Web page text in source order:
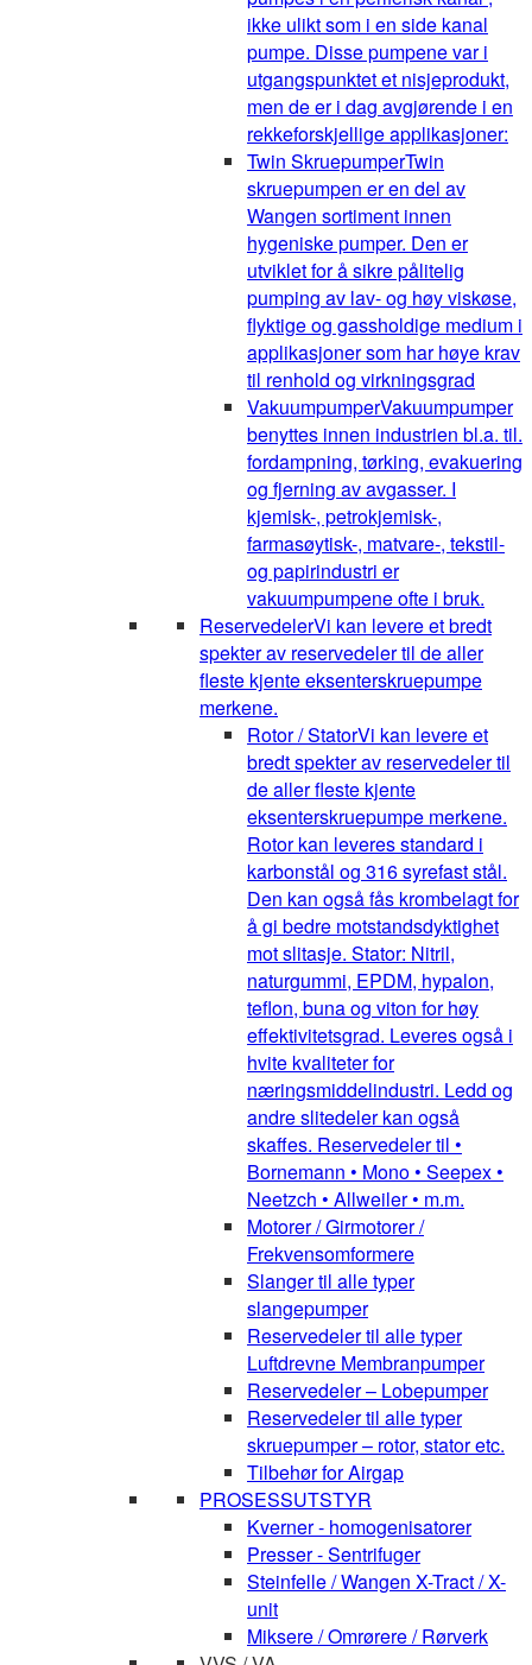
ikke ulikt som i en side kanal
pumpe. Disse pumpene var i
utgangspunktet et nisjeprodukt,
men de er i dag avgjørende i en
rekkeforskjellige applikasjoner:
Twin SkruepumperTwin
skruepumpen er en del av
Wangen sortiment innen
hygeniske pumper. Den er
utviklet for å sikre pålitelig
pumping av lav- og høy viskøse,
flyktige og gassholdige medium i
applikasjoner som har høye krav
til renhold og virkningsgrad
VakuumpumperVakuumpumper
benyttes innen industrien bl.a. til.
fordampning, tørking, evakuering
og fjerning av avgasser. I
kjemisk-, petrokjemisk-,
farmasøytisk-, matvare-, tekstil-
og papirindustri er
vakuumpumpene ofte i bruk.
ReservedelerVi kan levere et bredt
spekter av reservedeler til de aller
fleste kjente eksenterskruepumpe
merkene.
Rotor / StatorVi kan levere et
bredt spekter av reservedeler til
de aller fleste kjente
eksenterskruepumpe merkene.
Rotor kan leveres standard i
karbonstål og 316 syrefast stål.
Den kan også fås krombelagt for
å gi bedre motstandsdyktighet
mot slitasje. Stator: Nitril,
naturgummi, EPDM, hypalon,
teflon, buna og viton for høy
effektivitetsgrad. Leveres også i
hvite kvaliteter for
næringsmiddelindustri. Ledd og
andre slitedeler kan også
skaffes. Reservedeler til •
Bornemann • Mono • Seepex •
Neetzch • Allweiler • m.m.
Motorer / Girmotorer /
Frekvensomformere
Slanger til alle typer
slangepumper
Reservedeler til alle typer
Luftdrevne Membranpumper
Reservedeler – Lobepumper
Reservedeler til alle typer
skruepumper – rotor, stator etc.
Tilbehør for Airgap
PROSESSUTSTYR
Kverner - homogenisatorer
Presser - Sentrifuger
Steinfelle / Wangen X-Tract / X-
unit
Miksere / Omrørere / Rørverk